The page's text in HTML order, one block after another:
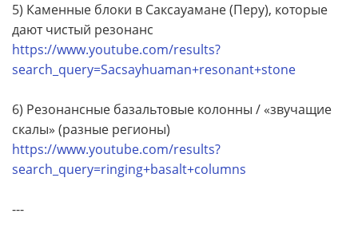
5) Каменные блоки в Саксауамане (Перу), которые
дают чистый резонанс
https://www.youtube.com/results?
search_query=Sacsayhuaman+resonant+stone
6) Резонансные базальтовые колонны / «звучащие
скалы» (разные регионы)
https://www.youtube.com/results?
search_query=ringing+basalt+columns
---